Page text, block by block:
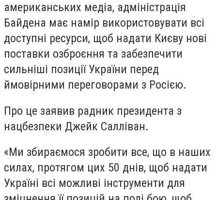
американських медіа, адміністрація
Байдена має намір використовувати всі
доступні ресурси, щоб надати Києву нові
поставки озброєння та забезпечити
сильніші позиції України перед
ймовірними переговорами з Росією.
Про це заявив радник президента з
нацбезпеки Джейк Салліван.
«Ми збираємося зробити все, що в наших
силах, протягом цих 50 днів, щоб надати
Україні всі можливі інструменти для